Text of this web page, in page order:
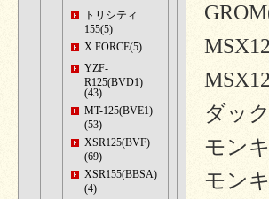
トリシティ
155(5)
X FORCE(5)
YZF-
R125(BVD1)
(43)
MT-125(BVE1)
(53)
XSR125(BVF)
(69)
XSR155(BBSA)
(4)
ダッ
モン
モン